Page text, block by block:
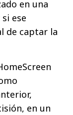
en una
ese
de captar la
en un